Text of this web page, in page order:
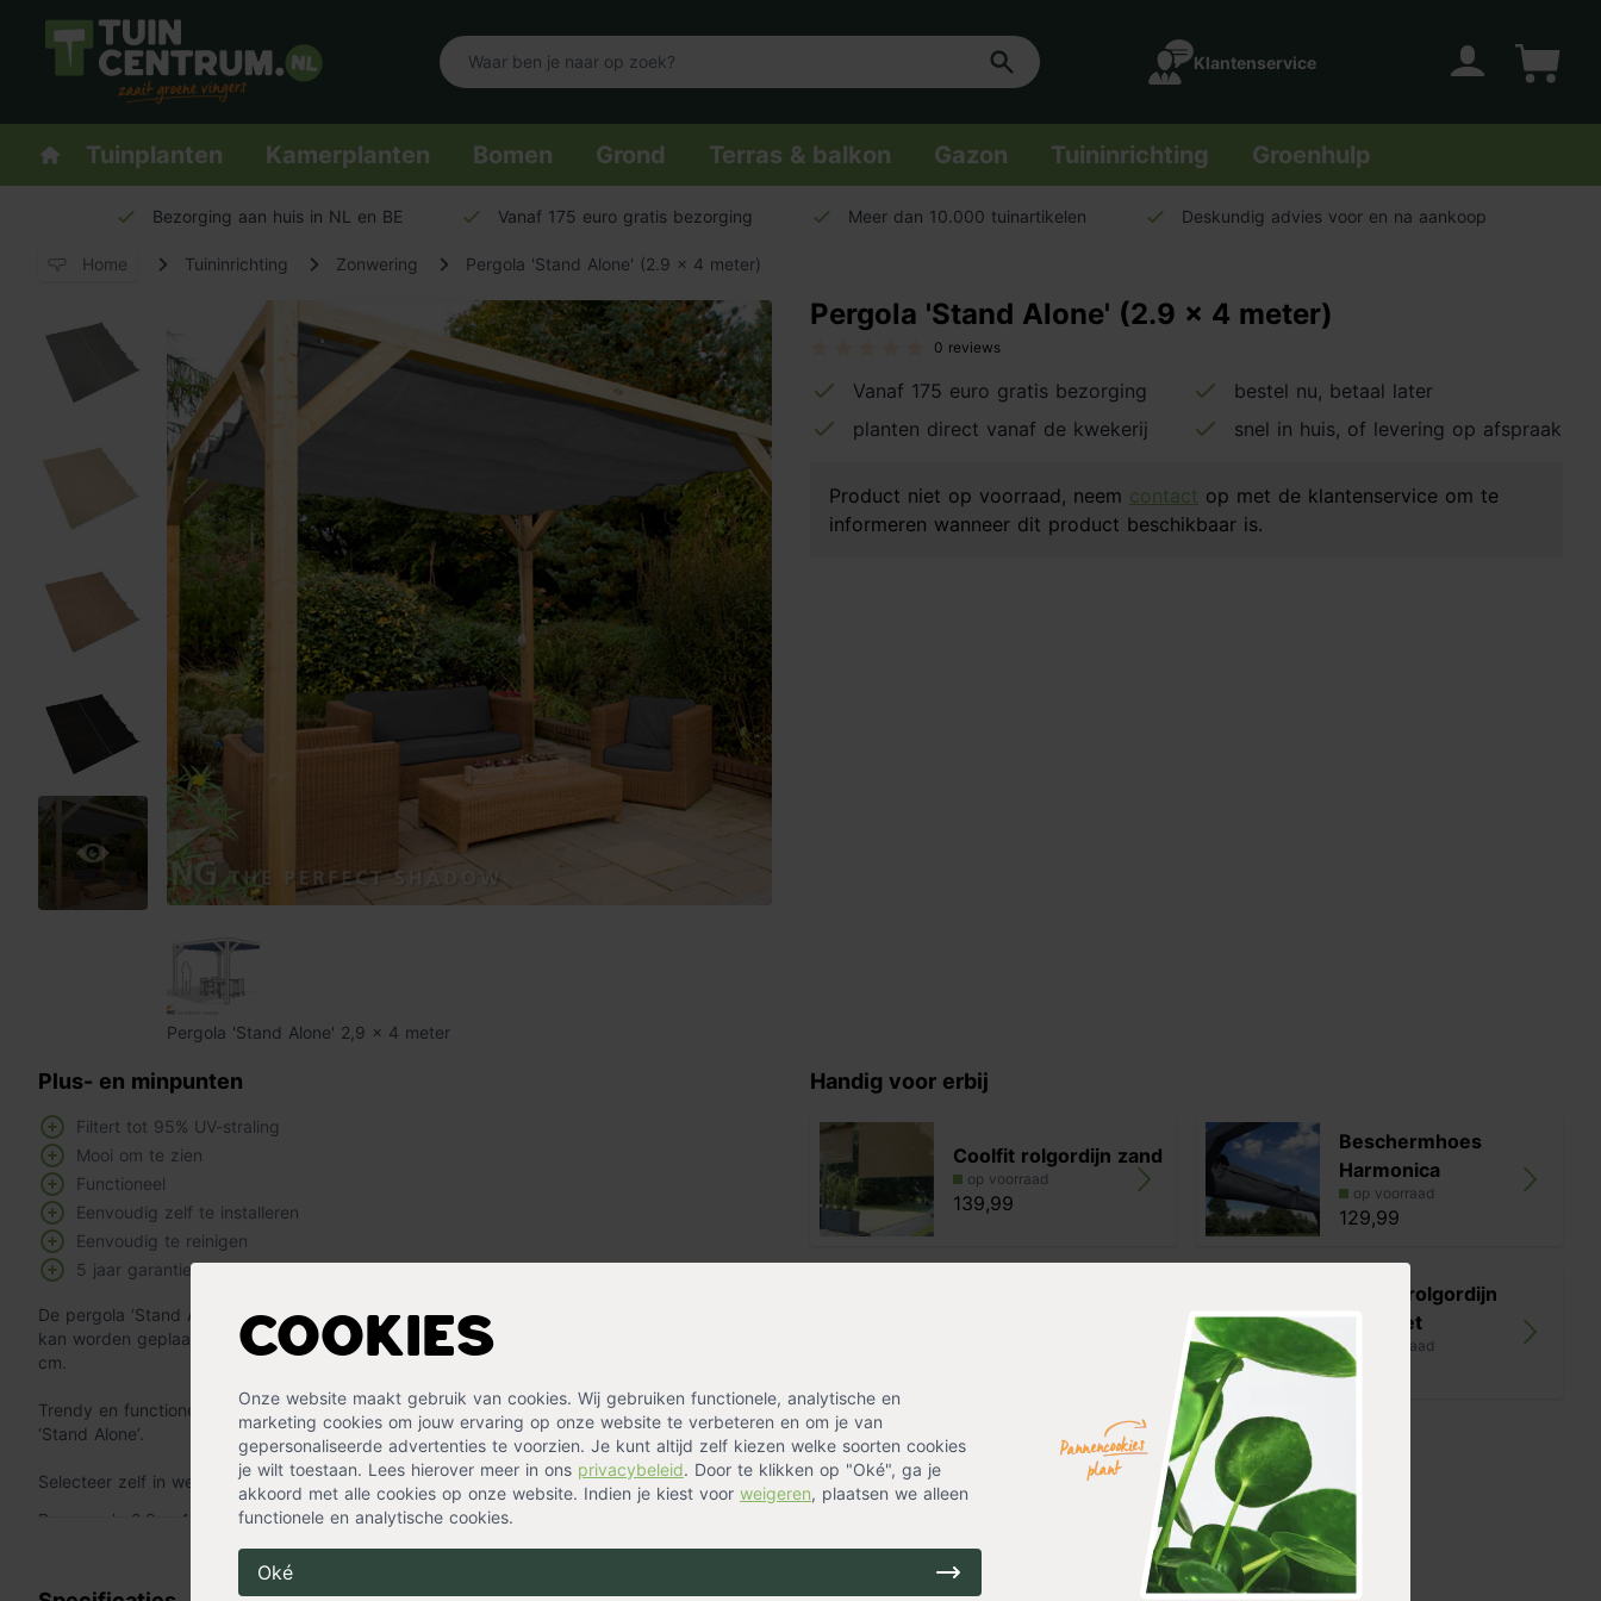
Logo Tuincentrum.nl
Klantenservice
Homepage
Tuinplanten Kamerplanten Bomen Grond Terras & balkon Gazon Tuininrichting Groenhulp
Cookies
Onze website maakt gebruik van cookies. Wij gebruiken functionele, analytische en
marketing cookies om jouw ervaring op onze website te verbeteren en om je van
gepersonaliseerde advertenties te voorzien. Je kunt altijd zelf kiezen welke soorten cookies
je wilt toestaan. Lees hierover meer in ons privacybeleid. Door te klikken op "Oké", ga je
akkoord met alle cookies op onze website. Indien je kiest voor weigeren, plaatsen we alleen
functionele en analytische cookies.
Oké
Bezorging aan huis in NL en BE Vanaf 175 euro gratis bezorging Meer dan 10.000 tuinartikelen Deskundig advies voor en na aankoop
Home Tuininrichting Zonwering Pergola 'Stand Alone' (2.9 x 4 meter)
Pergola 'Stand Alone' 2,9 x 4 meter
Pergola 'Stand Alone' (2.9 x 4 meter)
0 reviews
Vanaf 175 euro gratis bezorging
bestel nu, betaal later
planten direct vanaf de kwekerij
snel in huis, of levering op afspraak
Product niet op voorraad, neem contact op met de klantenservice om te
informeren wanneer dit product beschikbaar is.
Plus- en minpunten
Filtert tot 95% UV-straling
Mooi om te zien
Functioneel
Eenvoudig zelf te installeren
Eenvoudig te reinigen
5 jaar garantie
De pergola ‘Stand Alone’ 2,9 x 4 meter is een mooie vrijstaande pergola die overal in de tuin
kan worden geplaatst. De pergola is van douglas hout en de palen hebben een dikte van 8,5
cm.
Trendy en functioneel kunnen makkelijk samen en dat bewijst Nesling met deze pergola
‘Stand Alone’.
Selecteer zelf in welke kleur je het schaduwdoek wilt hebben.
De pergola 2,9 x 4 meter heeft een harmonicadoek van 2,9 x 4 meter. De binnenmaat van de
De palen die als staander fungeren worden op 3 meter lengte afgeleverd. Zorg ervoor dat je
Handig voor erbij
Coolfit rolgordijn zand
op voorraad
139,99
Beschermhoes
Harmonica
op voorraad
129,99
Coolfit rolgordijn
antraciet
op voorraad
139,99
Coolfit rolgordijn